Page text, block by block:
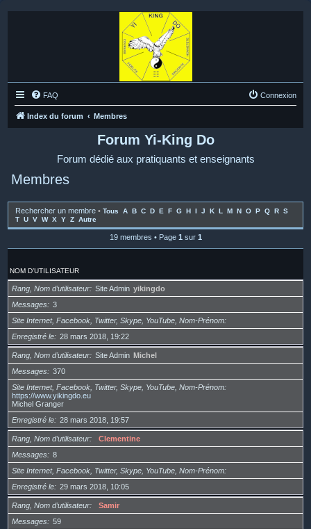
FAQ Connexion
Index du forum Membres
Forum Yi-King Do
Forum dédié aux pratiquants et enseignants
Membres
Rechercher un membre • Tous A B C D E F G H I J K L M N O P Q R S
T U V W X Y Z Autre
19 membres • Page 1 sur 1
NOM D’UTILISATEUR
Rang, Nom d’utilisateur Site Admin yikingdo
Messages
3
Site Internet, Facebook, Twitter, Skype, YouTube, Nom-Prénom
Enregistré le
28 mars 2018, 19:22
Rang, Nom d’utilisateur Site Admin Michel
Messages
370
Site Internet, Facebook, Twitter, Skype, YouTube, Nom-Prénom
https://www.yikingdo.eu
Michel Granger
Enregistré le
28 mars 2018, 19:57
Rang, Nom d’utilisateur
Clementine
Messages
8
Site Internet, Facebook, Twitter, Skype, YouTube, Nom-Prénom
Enregistré le
29 mars 2018, 10:05
Rang, Nom d’utilisateur
Samir
Messages
59